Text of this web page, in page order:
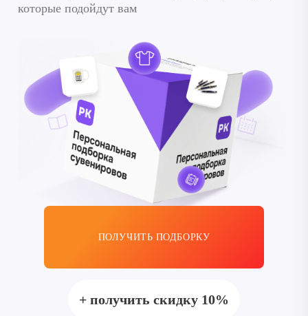
которые подойдут вам
ПОЛУЧИТЬ ПОДБОРКУ
+ получить скидку 10%